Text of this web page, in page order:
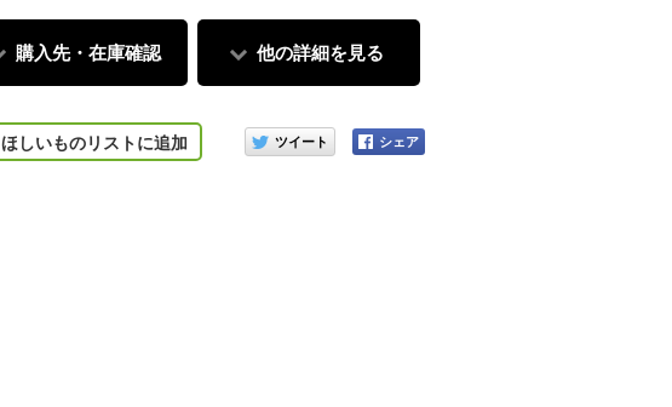
購入先・在庫確認 他の詳細を見る
ほしいものリストに追加
このアイテムをシェアする